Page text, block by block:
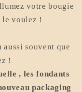
votre bougie
le voulez !
aussi souvent que
!
, les fondants
packaging